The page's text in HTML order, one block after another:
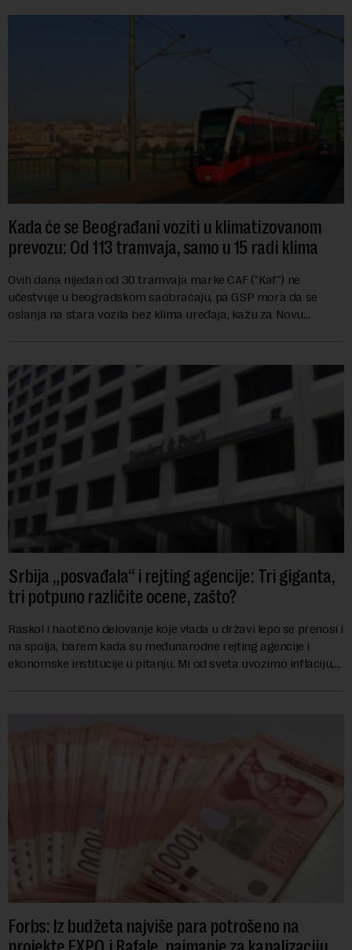
Kada će se Beograđani voziti u klimatizovanom
prevozu: Od 113 tramvaja, samo u 15 radi klima
Ovih dana nijedan od 30 tramvaja marke CAF ("Kaf") ne
učestvuje u beogradskom saobraćaju, pa GSP mora da se
oslanja na stara vozila bez klima uređaja, kažu za Novu
Srbija „posvađala“ i rejting agencije: Tri giganta,
tri potpuno različite ocene, zašto?
Raskol i haotično delovanje koje vlada u državi lepo se prenosi i
na spolja, barem kada su međunarodne rejting agencije i
ekonomske institucije u pitanju. Mi od sveta uvozimo inflaciju,
Forbs: Iz budžeta najviše para potrošeno na